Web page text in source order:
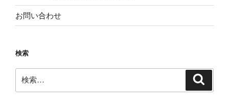
お問い合わせ
検索
索: